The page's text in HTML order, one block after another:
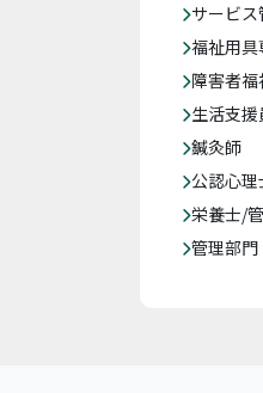
サービ
福祉用具
障害者
生活支援
鍼灸師
公認心
栄養士/
管理部門